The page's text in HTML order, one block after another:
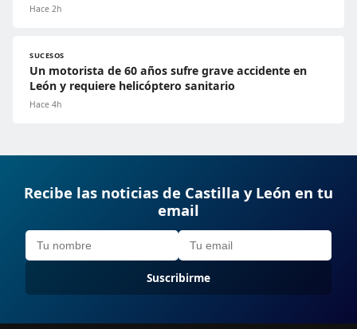
Hace 2h
SUCESOS
Un motorista de 60 años sufre grave accidente en
León y requiere helicóptero sanitario
Hace 4h
Recibe las noticias de Castilla y León en tu
email
Suscribirme